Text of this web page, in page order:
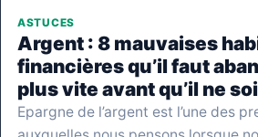
ASTUCES
Argent : 8 mauvaises
financières qu’il faut
plus vite avant qu’il ne
Epargne de l’argent est l’une des